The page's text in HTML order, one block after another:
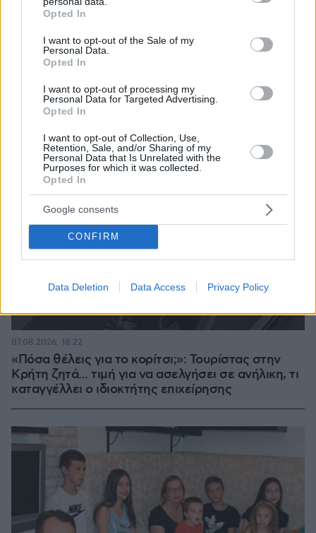
grant or deny consent to Google and its third-party tags to
use your data for below specified purposes in below Google
consent section.
Opted In
I want to opt-out of the Sale of my
Personal Data.
Opted In
I want to opt-out of processing my
Personal Data for Targeted Advertising.
Opted In
I want to opt-out of Collection, Use,
Retention, Sale, and/or Sharing of my
Personal Data that Is Unrelated with the
Purposes for which it was collected.
Opted In
Google consents
CONFIRM
Data Deletion Data Access Privacy Policy
ΤΑ ΠΙΟ ΔΗΜΟΦΙΛΗ
«Πόσα θέλεις για το κορίτσι;»: Τουρίστας στην
Κρήτη ζητά... τιμή για να ασελγήσει σε ανήλικη, τι
καταγγέλλει ο ιδιοκτήτης επιχείρησης
07.08.2026, 18:22